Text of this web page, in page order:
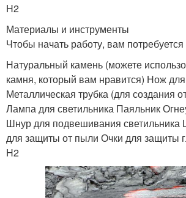
H2
Материалы и инструменты
Чтобы начать работу, вам
Натуральный камень (можете
камня, который вам нравится) Нож
Металлическая трубка (для создания
Лампа для светильника Паяльник
Шнур для подвешивания светильника
для защиты от пыли Очки для защиты
H2